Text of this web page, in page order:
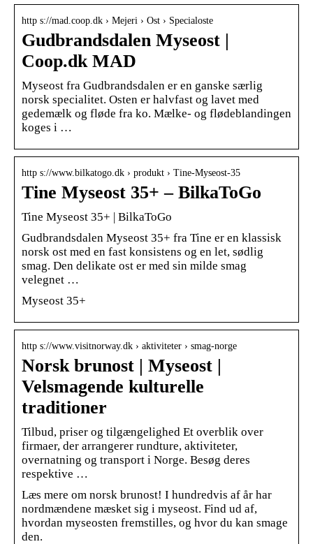
http s://mad.coop.dk › Mejeri › Ost › Specialoste
Gudbrandsdalen Myseost |
Coop.dk MAD
Myseost fra Gudbrandsdalen er en ganske særlig
norsk specialitet. Osten er halvfast og lavet med
gedemælk og fløde fra ko. Mælke- og flødeblandingen
koges i …
http s://www.bilkatogo.dk › produkt › Tine-Myseost-35
Tine Myseost 35+ – BilkaToGo
Tine Myseost 35+ | BilkaToGo
Gudbrandsdalen Myseost 35+ fra Tine er en klassisk
norsk ost med en fast konsistens og en let, sødlig
smag. Den delikate ost er med sin milde smag
velegnet …
Myseost 35+
http s://www.visitnorway.dk › aktiviteter › smag-norge
Norsk brunost | Myseost |
Velsmagende kulturelle
traditioner
Tilbud, priser og tilgængelighed Et overblik over
firmaer, der arrangerer rundture, aktiviteter,
overnatning og transport i Norge. Besøg deres
respektive …
Læs mere om norsk brunost! I hundredvis af år har
nordmændene mæsket sig i myseost. Find ud af,
hvordan myseosten fremstilles, og hvor du kan smage
den.